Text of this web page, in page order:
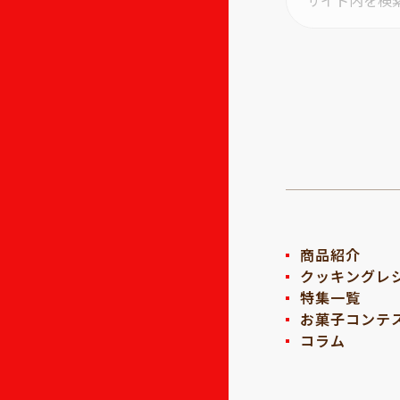
商品紹介
クッキングレ
特集一覧
お菓子コンテ
コラム